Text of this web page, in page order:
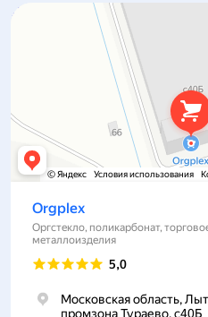
Orgplex
Оргстекло, поликарбонат в Лыткарине
Торговое оборудование в Лыткарине